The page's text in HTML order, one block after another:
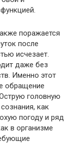
поражается
после
исчезает.
даже без
Именно этот
обращение
головную
как
погоду и ряд
в организме